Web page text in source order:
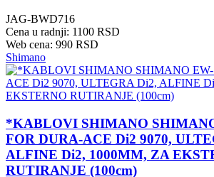
JAG-BWD716
Cena u radnji: 1100 RSD
Web cena: 990 RSD
Shimano
*KABLOVI SHIMANO
FOR DURA-ACE Di2 9070,
ALFINE Di2, 1000MM, ZA
RUTIRANJE (100cm)